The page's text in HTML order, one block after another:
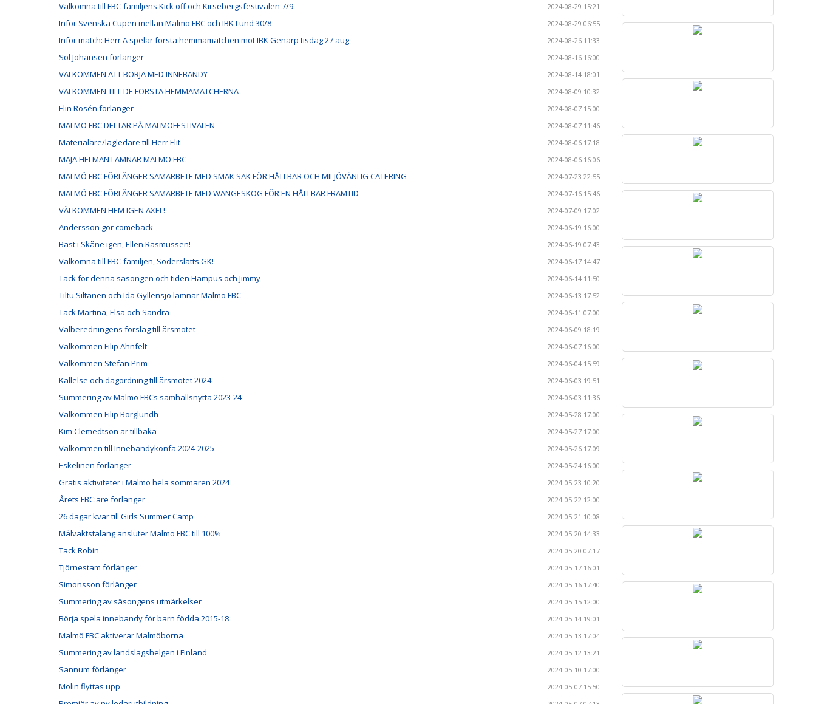
Välkomna till FBC-familjens Kick off och Kirsebergsfestivalen 7/9 2024-08-29 15:21
Inför Svenska Cupen mellan Malmö FBC och IBK Lund 30/8 2024-08-29 06:55
Inför match: Herr A spelar första hemmamatchen mot IBK Genarp tisdag 27 aug 2024-08-26 11:33
Sol Johansen förlänger 2024-08-16 16:00
VÄLKOMMEN ATT BÖRJA MED INNEBANDY 2024-08-14 18:01
VÄLKOMMEN TILL DE FÖRSTA HEMMAMATCHERNA 2024-08-09 10:32
Elin Rosén förlänger 2024-08-07 15:00
MALMÖ FBC DELTAR PÅ MALMÖFESTIVALEN 2024-08-07 11:46
Materialare/lagledare till Herr Elit 2024-08-06 17:18
MAJA HELMAN LÄMNAR MALMÖ FBC 2024-08-06 16:06
MALMÖ FBC FÖRLÄNGER SAMARBETE MED SMAK SAK FÖR HÅLLBAR OCH MILJÖVÄNLIG CATERING 2024-07-23 22:55
MALMÖ FBC FÖRLÄNGER SAMARBETE MED WANGESKOG FÖR EN HÅLLBAR FRAMTID 2024-07-16 15:46
VÄLKOMMEN HEM IGEN AXEL! 2024-07-09 17:02
Andersson gör comeback 2024-06-19 16:00
Bäst i Skåne igen, Ellen Rasmussen! 2024-06-19 07:43
Välkomna till FBC-familjen, Söderslätts GK! 2024-06-17 14:47
Tack för denna säsongen och tiden Hampus och Jimmy 2024-06-14 11:50
Tiltu Siltanen och Ida Gyllensjö lämnar Malmö FBC 2024-06-13 17:52
Tack Martina, Elsa och Sandra 2024-06-11 07:00
Valberedningens förslag till årsmötet 2024-06-09 18:19
Välkommen Filip Ahnfelt 2024-06-07 16:00
Välkommen Stefan Prim 2024-06-04 15:59
Kallelse och dagordning till årsmötet 2024 2024-06-03 19:51
Summering av Malmö FBCs samhällsnytta 2023-24 2024-06-03 11:36
Välkommen Filip Borglundh 2024-05-28 17:00
Kim Clemedtson är tillbaka 2024-05-27 17:00
Välkommen till Innebandykonfa 2024-2025 2024-05-26 17:09
Eskelinen förlänger 2024-05-24 16:00
Gratis aktiviteter i Malmö hela sommaren 2024 2024-05-23 10:20
Årets FBC:are förlänger 2024-05-22 12:00
26 dagar kvar till Girls Summer Camp 2024-05-21 10:08
Målvaktstalang ansluter Malmö FBC till 100% 2024-05-20 14:33
Tack Robin 2024-05-20 07:17
Tjörnestam förlänger 2024-05-17 16:01
Simonsson förlänger 2024-05-16 17:40
Summering av säsongens utmärkelser 2024-05-15 12:00
Börja spela innebandy för barn födda 2015-18 2024-05-14 19:01
Malmö FBC aktiverar Malmöborna 2024-05-13 17:04
Summering av landslagshelgen i Finland 2024-05-12 13:21
Sannum förlänger 2024-05-10 17:00
Molin flyttas upp 2024-05-07 15:50